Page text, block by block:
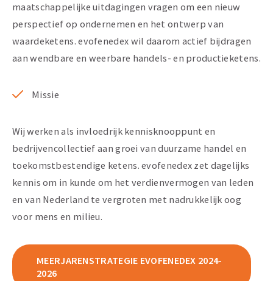
maatschappelijke uitdagingen vragen om een nieuw
perspectief op ondernemen en het ontwerp van
waardeketens. evofenedex wil daarom actief bijdragen
aan wendbare en weerbare handels- en productieketens.
Missie
Wij werken als invloedrijk kennisknooppunt en
bedrijvencollectief aan groei van duurzame handel en
toekomstbestendige ketens. evofenedex zet dagelijks
kennis om in kunde om het verdienvermogen van leden
en van Nederland te vergroten met nadrukkelijk oog
voor mens en milieu.
MEERJARENSTRATEGIE EVOFENEDEX 2024-
2026